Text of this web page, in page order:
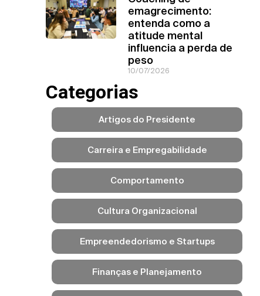
emagrecimento:
entenda como a
atitude mental
influencia a perda de
peso
10/07/2026
Categorias
Artigos do Presidente
Carreira e Empregabilidade
Comportamento
Cultura Organizacional
Empreendedorismo e Startups
Finanças e Planejamento